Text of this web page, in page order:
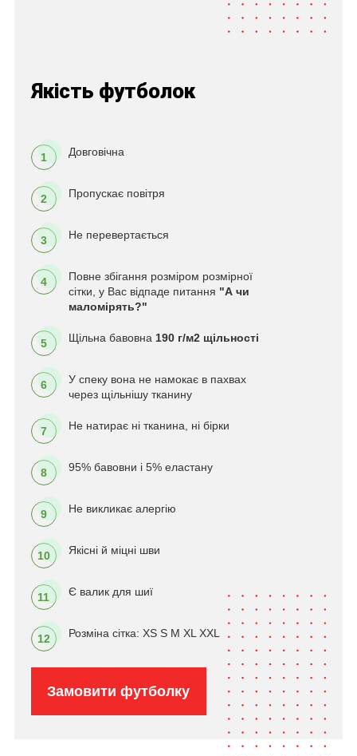
Якість футболок
1 Довговічна
2 Пропускає повітря
3 Не перевертається
4
Повне збігання розміром розмірної
сітки, у Вас відпаде питання "А чи
маломірять?"
5 Щільна бавовна 190 г/м2 щільності
6
У спеку вона не намокає в пахвах
через щільнішу тканину
7 Не натирає ні тканина, ні бірки
8 95% бавовни і 5% еластану
9 Не викликає алергію
10 Якісні й міцні шви
11 Є валик для шиї
12 Розміна сітка: XS S M XL XXL
Замовити футболку